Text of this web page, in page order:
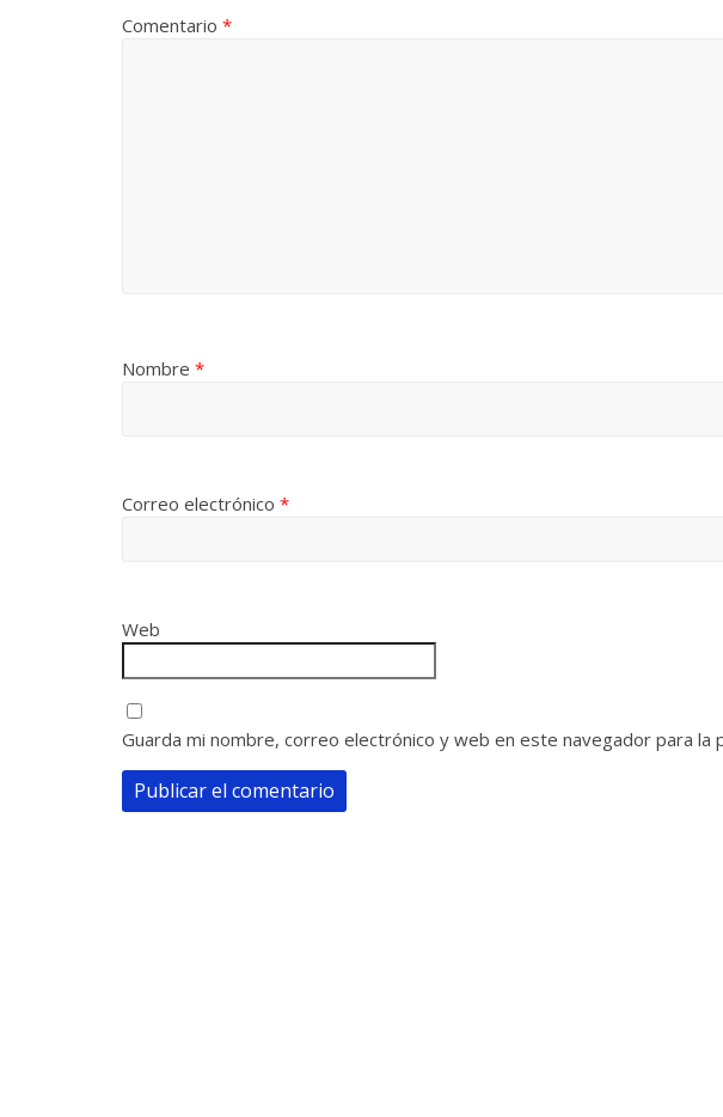
Comentario *
Nombre *
Correo electrónico *
Web
Guarda mi nombre, correo electrónico y web en este navegador para la